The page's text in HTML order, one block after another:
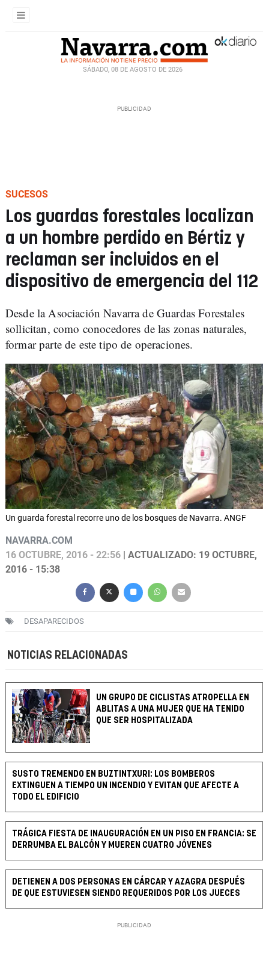
SÁBADO, 08 DE AGOSTO DE 2026
SUCESOS
Los guardas forestales localizan
a un hombre perdido en Bértiz y
reclaman ser incluidos en el
dispositivo de emergencia del 112
Desde la Asociación Navarra de Guardas Forestales
sollicitan, como conocedores de las zonas naturales,
formar parte de este tipo de operaciones.
Un guarda forestal recorre uno de los bosques de Navarra. ANGF
NAVARRA.COM
16 OCTUBRE, 2016 - 22:56 | ACTUALIZADO: 19 OCTUBRE,
2016 - 15:38
DESAPARECIDOS
NOTICIAS RELACIONADAS
UN GRUPO DE CICLISTAS ATROPELLA EN
ABLITAS A UNA MUJER QUE HA TENIDO
QUE SER HOSPITALIZADA
SUSTO TREMENDO EN BUZTINTXURI: LOS BOMBEROS
EXTINGUEN A TIEMPO UN INCENDIO Y EVITAN QUE AFECTE A
TODO EL EDIFICIO
TRÁGICA FIESTA DE INAUGURACIÓN EN UN PISO EN FRANCIA: SE
DERRUMBA EL BALCÓN Y MUEREN CUATRO JÓVENES
DETIENEN A DOS PERSONAS EN CÁRCAR Y AZAGRA DESPUÉS
DE QUE ESTUVIESEN SIENDO REQUERIDOS POR LOS JUECES